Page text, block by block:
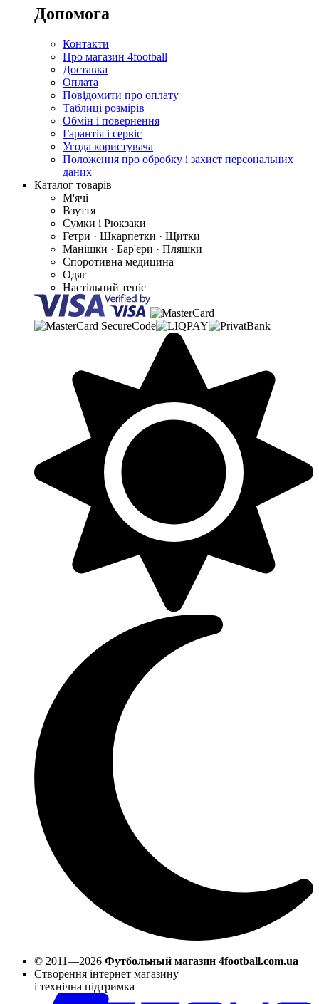
Допомога
Контакти
Про магазин 4football
Доставка
Оплата
Повідомити про оплату
Таблиці розмірів
Обмін і повернення
Гарантія і сервіс
Угода користувача
Положення про обробку і захист персональних
даних
Каталог товарів
М'ячі
Взуття
Сумки і Рюкзаки
Гетри · Шкарпетки · Щитки
Манішки · Бар'єри · Пляшки
Споротивна медицина
Одяг
Настільний теніс
© 2011—2026 Футбольный магазин 4football.com.ua
Створення інтернет магазину
і технічна підтримка